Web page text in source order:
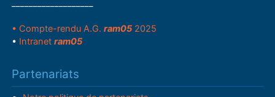
• Compte-rendu A.G.ram05 2025
• Intranetram05
Partenariats